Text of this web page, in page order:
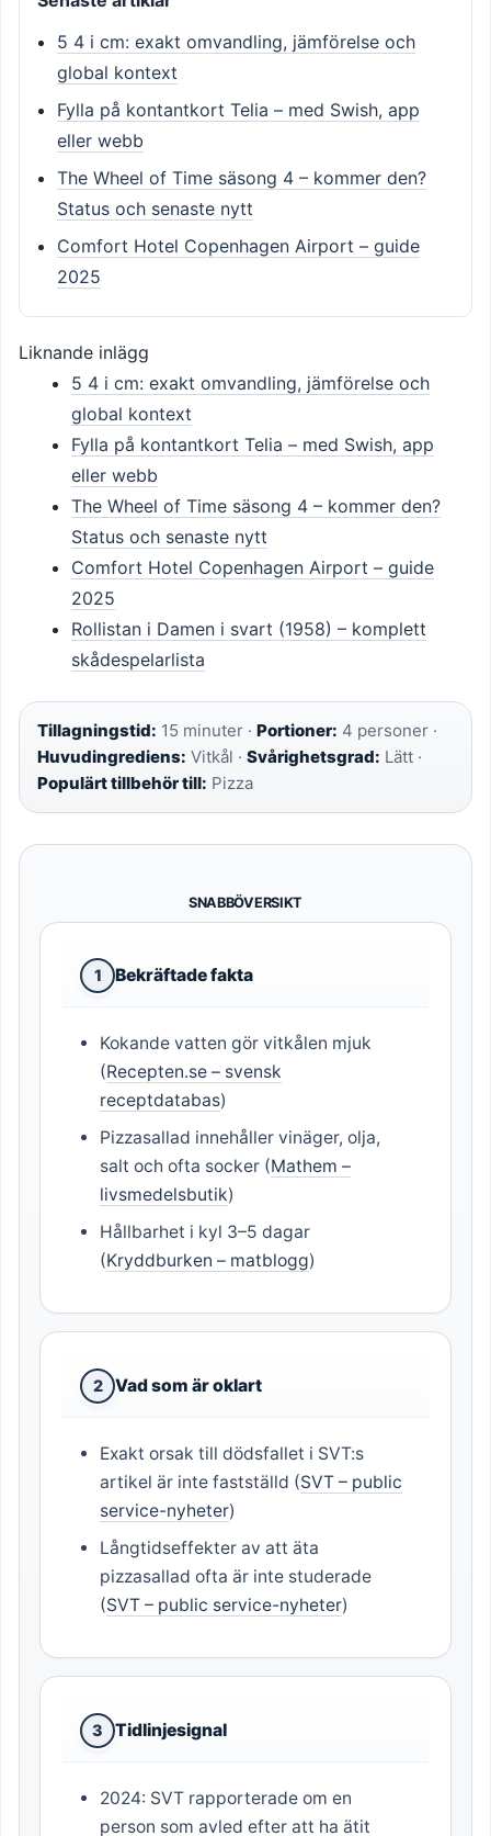
5 4 i cm: exakt omvandling, jämförelse och
global kontext
Fylla på kontantkort Telia – med Swish, app
eller webb
The Wheel of Time säsong 4 – kommer den?
Status och senaste nytt
Comfort Hotel Copenhagen Airport – guide
2025
Liknande inlägg
5 4 i cm: exakt omvandling, jämförelse och
global kontext
Fylla på kontantkort Telia – med Swish, app
eller webb
The Wheel of Time säsong 4 – kommer den?
Status och senaste nytt
Comfort Hotel Copenhagen Airport – guide
2025
Rollistan i Damen i svart (1958) – komplett
skådespelarlista
Tillagningstid: 15 minuter · Portioner: 4 personer ·
Huvudingrediens: Vitkål · Svårighetsgrad: Lätt ·
Populärt tillbehör till: Pizza
SNABBÖVERSIKT
1 Bekräftade fakta
Kokande vatten gör vitkålen mjuk
(Recepten.se – svensk
receptdatabas)
Pizzasallad innehåller vinäger, olja,
salt och ofta socker (Mathem –
livsmedelsbutik)
Hållbarhet i kyl 3–5 dagar
(Kryddburken – matblogg)
2 Vad som är oklart
Exakt orsak till dödsfallet i SVT:s
artikel är inte fastställd (SVT – public
service-nyheter)
Långtidseffekter av att äta
pizzasallad ofta är inte studerade
(SVT – public service-nyheter)
3 Tidlinjesignal
2024: SVT rapporterade om en
person som avled efter att ha ätit